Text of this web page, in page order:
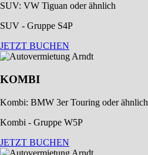
SUV: VW Tiguan oder ähnlich
SUV - Gruppe S4P
JETZT BUCHEN
KOMBI
Kombi: BMW 3er Touring oder ähnlich
Kombi - Gruppe W5P
JETZT BUCHEN